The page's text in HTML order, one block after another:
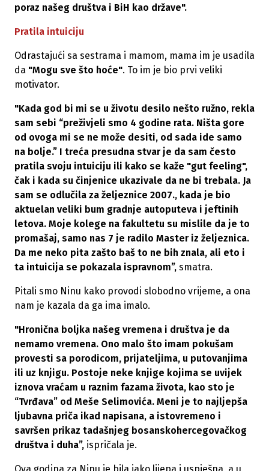
poraz našeg društva i BiH kao države".
Pratila intuiciju
Odrastajući sa sestrama i mamom, mama im je usadila
da "Mogu sve što hoće". To im je bio prvi veliki
motivator.
"Kada god bi mi se u životu desilo nešto ružno, rekla
sam sebi “preživjeli smo 4 godine rata. Ništa gore
od ovoga mi se ne može desiti, od sada ide samo
na bolje.” I treća presudna stvar je da sam često
pratila svoju intuiciju ili kako se kaže "gut feeling",
čak i kada su činjenice ukazivale da ne bi trebala. Ja
sam se odlučila za željeznice 2007., kada je bio
aktuelan veliki bum gradnje autoputeva i jeftinih
letova. Moje kolege na fakultetu su mislile da je to
promašaj, samo nas 7 je radilo Master iz željeznica.
Da me neko pita zašto baš to ne bih znala, ali eto i
ta intuicija se pokazala ispravnom”, smatra.
Pitali smo Ninu kako provodi slobodno vrijeme, a ona
nam je kazala da ga ima imalo.
"Hronična boljka našeg vremena i društva je da
nemamo vremena. Ono malo što imam pokušam
provesti sa porodicom, prijateljima, u putovanjima
ili uz knjigu. Postoje neke knjige kojima se uvijek
iznova vraćam u raznim fazama života, kao sto je
“Tvrđava” od Meše Selimovića. Meni je to najljepša
ljubavna priča ikad napisana, a istovremeno i
savršen prikaz tadašnjeg bosanskohercegovačkog
društva i duha”, ispričala je.